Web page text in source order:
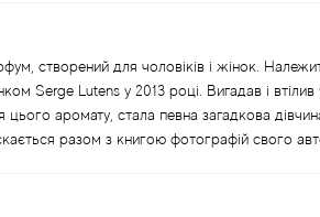
створений для чоловіків і жінок.
Serge Lutens у 2013 році. Вигадав і
аромату, стала певна загадкова
разом з книгою фотографій свого